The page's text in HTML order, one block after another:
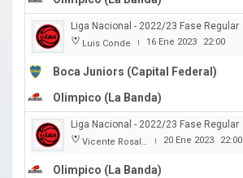
Liga Nacional - 2022/23 Fase Regular
Luis Conde | 16 Ene 2023 22:00
Boca Juniors (Capital Federal)
Olimpico (La Banda)
Liga Nacional - 2022/23 Fase Regular
Vicente Rosales | 20 Ene 2023 22:00
Olimpico (La Banda)